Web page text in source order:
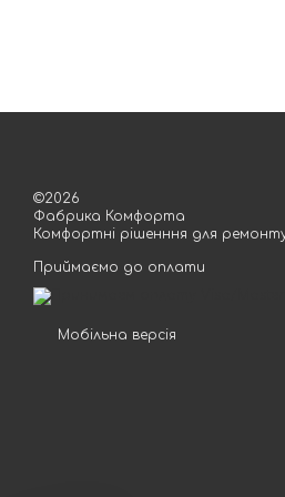
©2026
Фабрика Комфорта
Комфортні рішенння для
Приймаємо до оплати
Мобільна версія